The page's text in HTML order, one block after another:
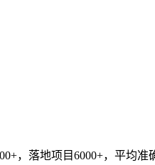
，落地项目6000+，平均准